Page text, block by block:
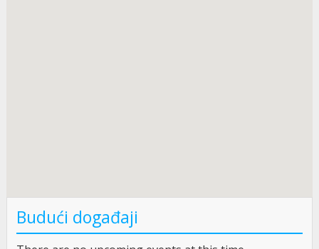
Budući događaji